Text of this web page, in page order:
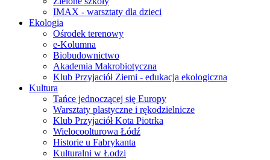
IMAX - warsztaty dla dzieci
Ekologia
Ośrodek terenowy
e-Kolumna
Biobudownictwo
Akademia Makrobiotyczna
Klub Przyjaciół Ziemi - edukacja ekologiczna
Kultura
Tańce jednoczącej się Europy
Warsztaty plastyczne i rękodzielnicze
Klub Przyjaciół Kota Piotrka
Wielocoolturowa Łódź
Historie u Fabrykanta
Kulturalni w Łodzi